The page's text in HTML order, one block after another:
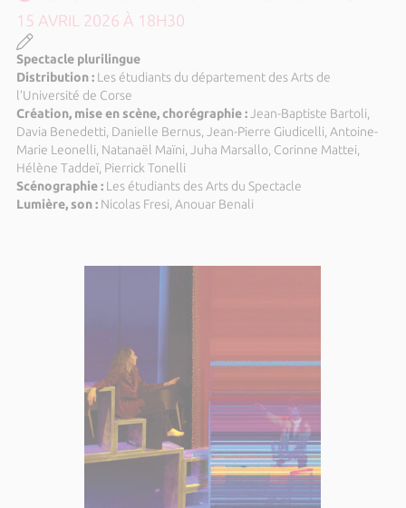
15 AVRIL 2026 À 18H30
Spectacle plurilingue
Distribution :Les étudiants du département des Arts de
l’Université de Corse
Création, mise en scène, chorégraphie : Jean-Baptiste Bartoli,
Davia Benedetti, Danielle Bernus, Jean-Pierre Giudicelli, Antoine-
Marie Leonelli, Natanaël Maïni, Juha Marsallo, Corinne Mattei,
Hélène Taddeï, Pierrick Tonelli
Scénographie :Les étudiants des Arts du Spectacle
Lumière, son : Nicolas Fresi, Anouar Benali